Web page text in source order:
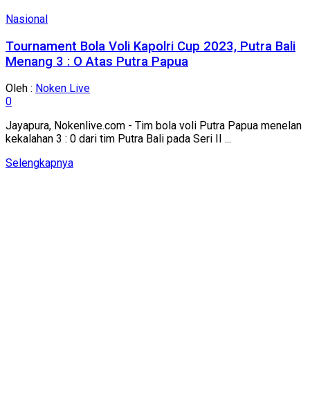
Nasional
Tournament Bola Voli Kapolri Cup 2023, Putra Bali
Menang 3 : O Atas Putra Papua
Oleh : Noken Live
0
Jayapura, Nokenlive.com - Tim bola voli Putra Papua menelan
kekalahan 3 : 0 dari tim Putra Bali pada Seri II ...
SelengkapnyaDetails